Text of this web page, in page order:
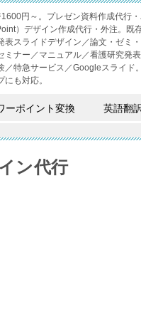
円～。プレゼン資料作成代行
）デザイン作成代行・外注。既
表スライドデザイン／論文・ゼミ
ミナー／マニュアル／看護研究発
／特急サービス／Googleスライド
にも対応。
ーポイント変換 英語翻訳
ン代行